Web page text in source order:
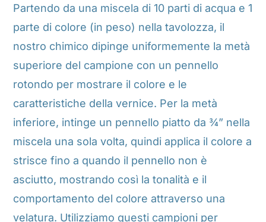
Partendo da una miscela di 10 parti di acqua e 1
parte di colore (in peso) nella tavolozza, il
nostro chimico dipinge uniformemente la metà
superiore del campione con un pennello
rotondo per mostrare il colore e le
caratteristiche della vernice. Per la metà
inferiore, intinge un pennello piatto da ¾” nella
miscela una sola volta, quindi applica il colore a
strisce fino a quando il pennello non è
asciutto, mostrando così la tonalità e il
comportamento del colore attraverso una
velatura. Utilizziamo questi campioni per